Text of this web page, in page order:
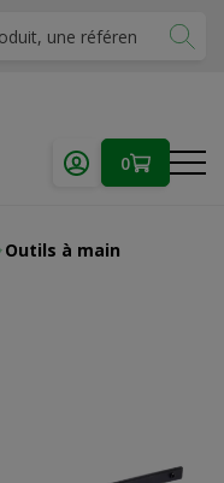
0
Outils à main